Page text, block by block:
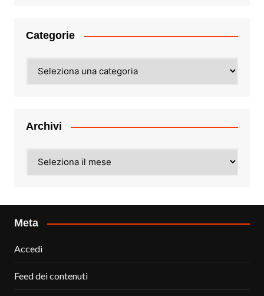
Categorie
Archivi
Meta
Accedi
Feed dei contenuti